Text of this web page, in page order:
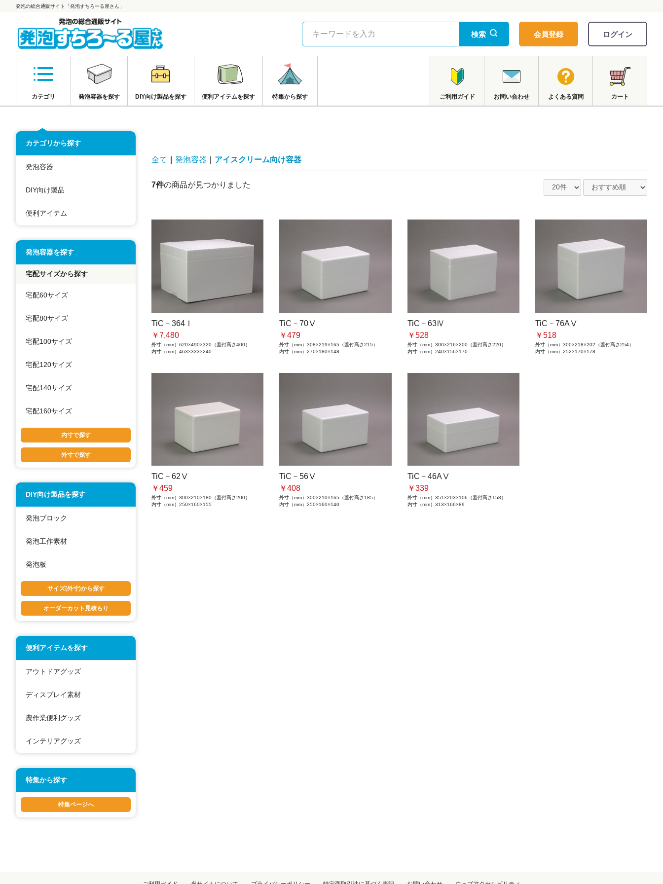
発泡の総合通販サイト「発泡すちろーる屋さん」
検索 会員登録 ログイン
カテゴリ 発泡容器を探す DIY向け製品を探す 便利アイテムを探す 特集から探す ご利用ガイド お問い合わせ よくある質問 カート
カテゴリから探す
発泡容器
DIY向け製品
便利アイテム
発泡容器を探す
宅配サイズから探す
宅配60サイズ
宅配80サイズ
宅配100サイズ
宅配120サイズ
宅配140サイズ
宅配160サイズ
内寸で探す
外寸で探す
DIY向け製品を探す
発泡ブロック
発泡工作素材
発泡板
サイズ(外寸)から探す
オーダーカット見積もり
便利アイテムを探す
アウトドアグッズ
ディスプレイ素材
農作業便利グッズ
インテリアグッズ
特集から探す
特集ページへ
全て 発泡容器 アイスクリーム向け容器
7件の商品が見つかりました
TiC－364Ⅰ
￥7,480
外寸（mm）620×490×320（蓋付高さ400）
内寸（mm）463×333×240
TiC－70Ⅴ
￥479
外寸（mm）308×219×165（蓋付高さ215）
内寸（mm）270×180×148
TiC－63Ⅳ
￥528
外寸（mm） 300×216×200（蓋付高さ220）
内寸（mm） 240×156×170
TiC－76AⅤ
￥518
外寸（mm） 300×218×202（蓋付高さ254）
内寸（mm） 252×170×178
TiC－62Ⅴ
￥459
外寸（mm）300×210×180（蓋付高さ200）
内寸（mm）250×160×155
TiC－56Ⅴ
￥408
外寸（mm）300×210×165（蓋付高さ185）
内寸（mm）250×160×140
TiC－46AⅤ
￥339
外寸（mm） 351×203×106（蓋付高さ158）
内寸（mm） 313×166×89